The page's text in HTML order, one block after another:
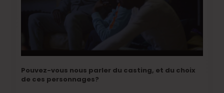
Pouvez-vous nous parler du casting, et du choix
de ces personnages?